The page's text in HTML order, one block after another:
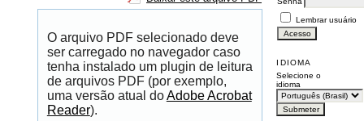
Lembrar usuário
IDIOMA
Selecione o
idioma
O arquivo PDF selecionado deve
ser carregado no navegador caso
tenha instalado um plugin de leitura
de arquivos PDF (por exemplo,
uma versão atual doAdobe Acrobat
Reader).